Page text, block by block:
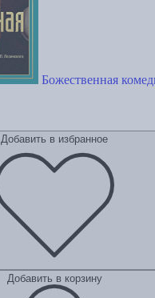
Божественная
Добавить в избранное
Добавить в корзину